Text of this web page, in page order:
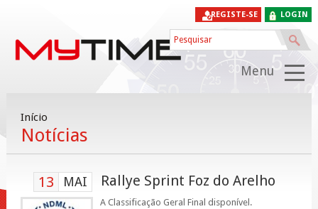
LOGIN
REGISTE-SE
Menu
Início
Notícias
13 MAI Rallye Sprint Foz do Arelho
A Classificação Geral Final disponível.